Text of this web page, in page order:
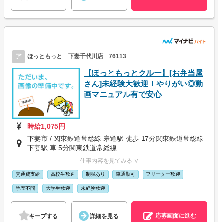
ア ほっともっと 下妻千代川店 76113
【ほっともっとクルー】[お弁当屋
さん]未経験大歓迎！やりがい◎動
画マニュアル有で安心
時給1,075円
下妻市 / 関東鉄道常総線 宗道駅 徒歩 17分関東鉄道常総線
下妻駅 車 5分関東鉄道常総線 ...
仕事内容を見てみる ∨
交通費支給 高校生歓迎 制服あり 車通勤可 フリーター歓迎
学歴不問 大学生歓迎 未経験歓迎
キープする 詳細を見る 応募画面に進む